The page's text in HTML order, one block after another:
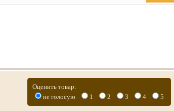
Оценить товар:
не голосую
1 2 3 4 5